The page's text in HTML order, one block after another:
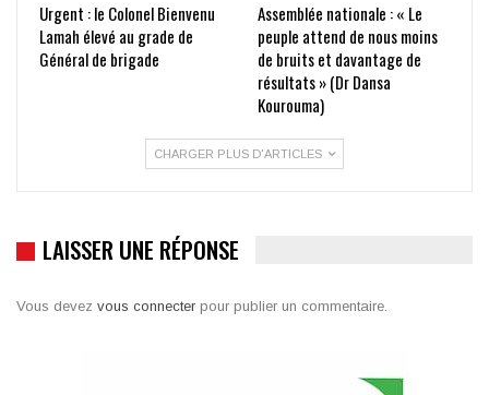
Urgent : le Colonel Bienvenu
Lamah élevé au grade de
Général de brigade
Assemblée nationale : « Le
peuple attend de nous moins
de bruits et davantage de
résultats » (Dr Dansa
Kourouma)
CHARGER PLUS D'ARTICLES
LAISSER UNE RÉPONSE
Vous devez vous connecter pour publier un commentaire.